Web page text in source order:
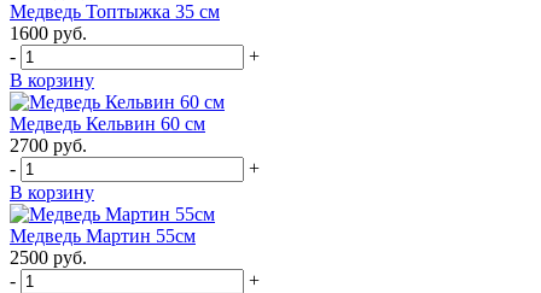
Медведь Топтыжка 35 см
1600 руб.
-
+
В корзину
Медведь Кельвин 60 см
2700 руб.
-
+
В корзину
Медведь Мартин 55см
2500 руб.
-
+